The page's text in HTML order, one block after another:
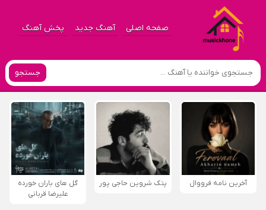
صفحه اصلی آهنگ جدید پخش آهنگ
جستجو
آخرین نامه فرووال پتک شروین حاجی پور
گل های باران خورده
علیرضا قربانی